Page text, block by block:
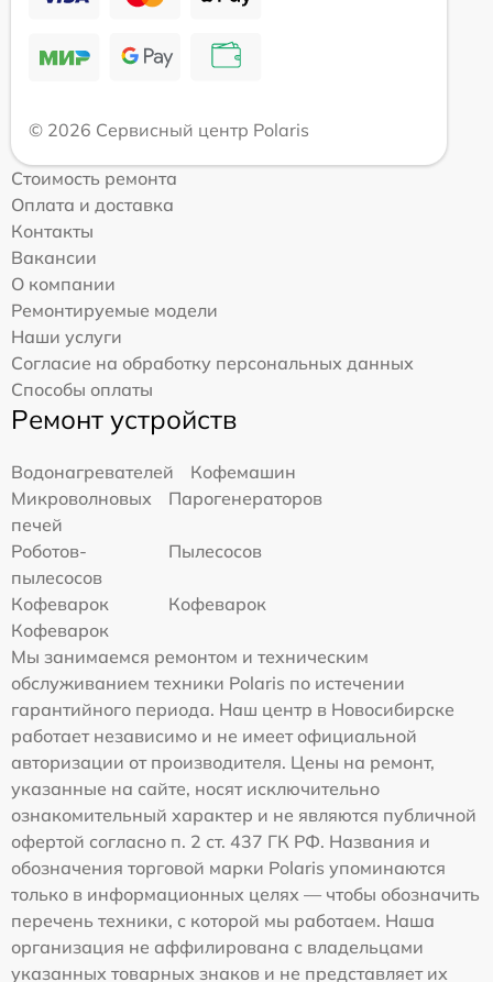
© 2026 Сервисный центр Polaris
Стоимость ремонта
Оплата и доставка
Контакты
Вакансии
О компании
Ремонтируемые модели
Наши услуги
Согласие на обработку персональных данных
Способы оплаты
Ремонт устройств
Водонагревателей
Кофемашин
Микроволновых
печей
Парогенераторов
Роботов-
пылесосов
Пылесосов
Кофеварок
Кофеварок
Кофеварок
Мы занимаемся ремонтом и техническим
обслуживанием техники Polaris по истечении
гарантийного периода. Наш центр в Новосибирске
работает независимо и не имеет официальной
авторизации от производителя. Цены на ремонт,
указанные на сайте, носят исключительно
ознакомительный характер и не являются публичной
офертой согласно п. 2 ст. 437 ГК РФ. Названия и
обозначения торговой марки Polaris упоминаются
только в информационных целях — чтобы обозначить
перечень техники, с которой мы работаем. Наша
организация не аффилирована с владельцами
указанных товарных знаков и не представляет их